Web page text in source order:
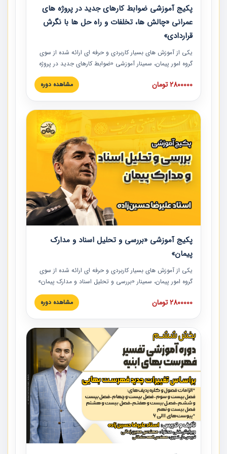
پکیج آموزشی ضوابط کارهای جدید در پروژه های
عمرانی «چالش ها، تخلفات و راه حل ها با نگرش
قراردادی»
یکی از آموزش‏‏‏‏‏‏ های بسیار کاربردی و حرفه‏ ای ارائه شده از سوی
گروه امور پیمان، سمینار آموزشی «ضوابط کارهای جدید در پروژه
های عمرانی» چالش ها، تخلفات و راه حل ها با نگرش قراردادی
است که در محل سندیکای شرکت های ساختمانی کشور ارائه شد.
مدارک پیمان به همراه تجربیات عملی ارائه شده است.
2800000 تومان مشاهده دوره
پکیج آموزشی «بررسی و تحلیل اسناد و مدارک
پیمان»
یکی از آموزش‏‏‏‏‏‏ های بسیار کاربردی و حرفه‏ ای ارائه شده از سوی
گروه امور پیمان، سمینار «بررسی و تحلیل اسناد و مدارک پیمان»
است که در دانشگاه صنعتی شریف ارائه شد. در این آموزش
نکات کلیدی مربوط به اسناد و مدارک پیمان، اولویت بندی اسناد
پیمان به همراه تجربیات عملی در این خصوص ارائه شده است.
2800000 تومان مشاهده دوره